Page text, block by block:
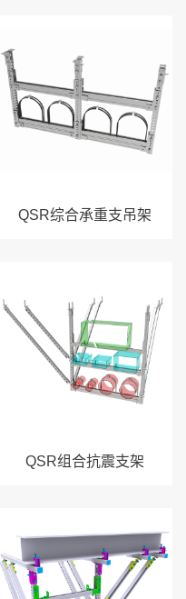
QSR综合承重支吊架
QSR组合抗震支架